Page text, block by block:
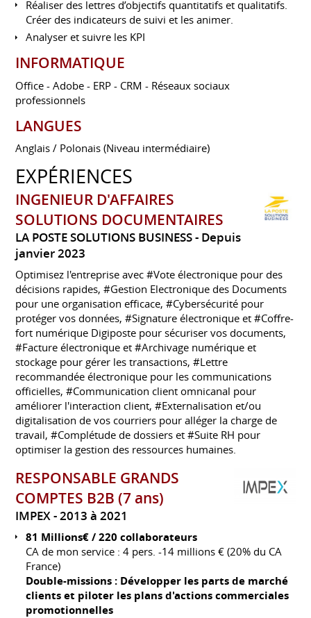
Réaliser des lettres d’objectifs quantitatifs et qualitatifs.
Créer des indicateurs de suivi et les animer.
Analyser et suivre les KPI
INFORMATIQUE
Office - Adobe - ERP - CRM - Réseaux sociaux
professionnels
LANGUES
Anglais / Polonais (Niveau intermédiaire)
EXPÉRIENCES
INGENIEUR D'AFFAIRES
SOLUTIONS DOCUMENTAIRES
LA POSTE SOLUTIONS BUSINESS
Depuis
janvier 2023
Optimisez l'entreprise avec #Vote électronique pour des
décisions rapides, #Gestion Electronique des Documents
pour une organisation efficace, #Cybersécurité pour
protéger vos données, #Signature électronique et #Coffre-
fort numérique Digiposte pour sécuriser vos documents,
#Facture électronique et #Archivage numérique et
stockage pour gérer les transactions, #Lettre
recommandée électronique pour les communications
officielles, #Communication client omnicanal pour
améliorer l'interaction client, #Externalisation et/ou
digitalisation de vos courriers pour alléger la charge de
travail, #Complétude de dossiers et #Suite RH pour
optimiser la gestion des ressources humaines.
RESPONSABLE GRANDS
COMPTES B2B (7 ans)
IMPEX 2013 à 2021
81 Millions€ / 220 collaborateurs
CA de mon service : 4 pers. -14 millions € (20% du CA
France)
Double-missions : Développer les parts de marché
clients et piloter les plans d'actions commerciales
promotionnelles